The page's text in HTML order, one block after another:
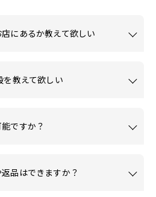
にあるか教えて欲しい
を教えて欲しい
ですか？
品はできますか？